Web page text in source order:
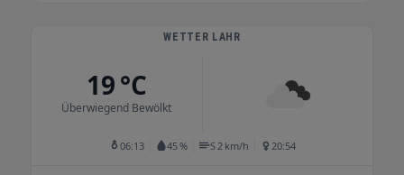
WETTER LAHR
19 °C
Überwiegend Bewölkt
06:13 45 % S 2 km/h 20:54